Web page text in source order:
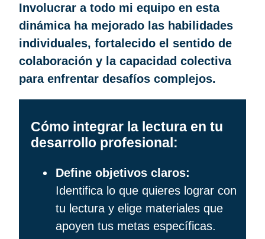
Involucrar a todo mi equipo en esta
dinámica ha mejorado las habilidades
individuales, fortalecido el sentido de
colaboración y la capacidad colectiva
para enfrentar desafíos complejos.
Cómo integrar la lectura en tu
desarrollo profesional:
Define objetivos claros:
Identifica lo que quieres lograr con
tu lectura y elige materiales que
apoyen tus metas específicas.